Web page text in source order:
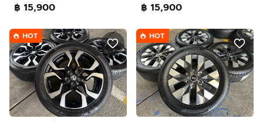
฿ 15,900 ฿ 15,900
HOT HOT